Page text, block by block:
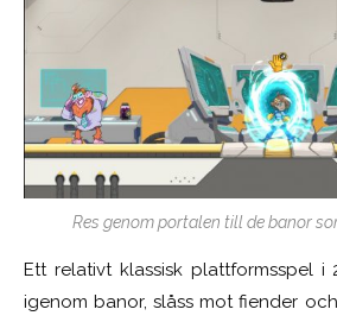
Res genom portalen till de banor
Ett relativt klassisk plattformsspel
igenom banor, slåss mot fiender